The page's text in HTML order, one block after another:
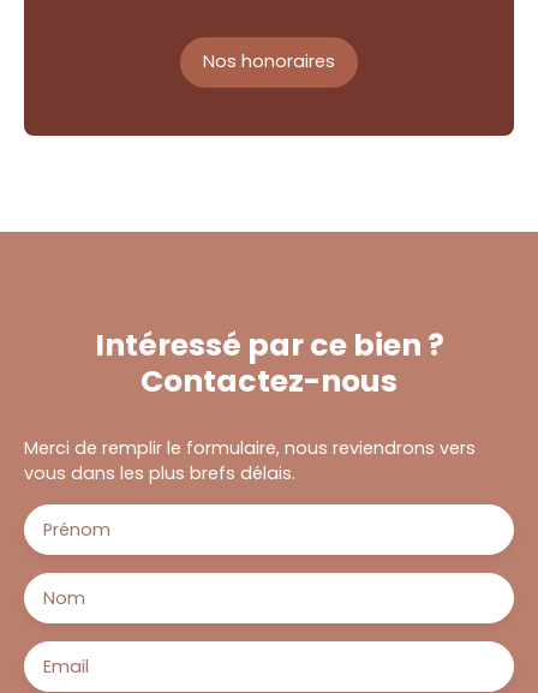
Nos honoraires
Intéressé par ce bien ?
Contactez-nous
Merci de remplir le formulaire, nous reviendrons vers
vous dans les plus brefs délais.
Prénom
Nom
Email